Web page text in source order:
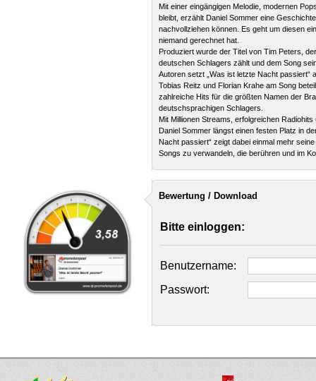
Mit einer eingängigen Melodie, modernen
bleibt, erzählt Daniel Sommer eine
nachvollziehen können. Es geht um diesen
niemand gerechnet hat.
Produziert wurde der Titel von Tim Peters,
deutschen Schlagers zählt und dem Song
Autoren setzt „Was ist letzte Nacht passiert“
Tobias Reitz und Florian Krahe am Song
zahlreiche Hits für die größten Namen der
deutschsprachigen Schlagers.
Mit Millionen Streams, erfolgreichen
Daniel Sommer längst einen festen Platz in
Nacht passiert“ zeigt dabei einmal mehr
Songs zu verwandeln, die berühren und im
Bewertung / Download
Bitte einloggen:
Benutzername:
Passwort: